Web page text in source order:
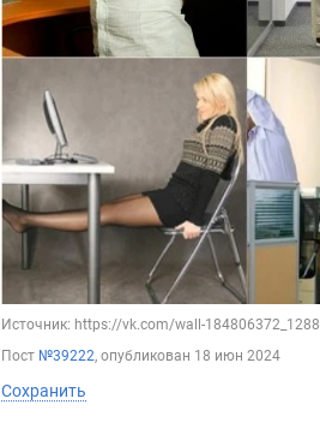
Источник: https://vk.com/wall-184806372_1288
Пост №39222, опубликован 18 июн 2024
Сохранить